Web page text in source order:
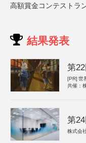
高額賞金コンテストラ
結果発表
第
[PR] 世
共催：
第
株式会